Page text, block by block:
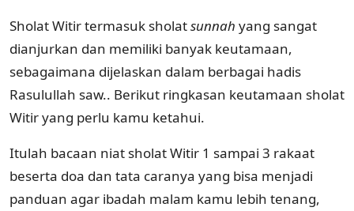
Sholat Witir termasuk sholatsunnah yang sangat
dianjurkan dan memiliki banyak keutamaan,
sebagaimana dijelaskan dalam berbagai hadis
Rasulullah saw.. Berikut ringkasan keutamaan sholat
Witir yang perlu kamu ketahui.
Itulah bacaan niat sholat Witir 1 sampai 3 rakaat
beserta doa dan tata caranya yang bisa menjadi
panduan agar ibadah malam kamu lebih tenang,